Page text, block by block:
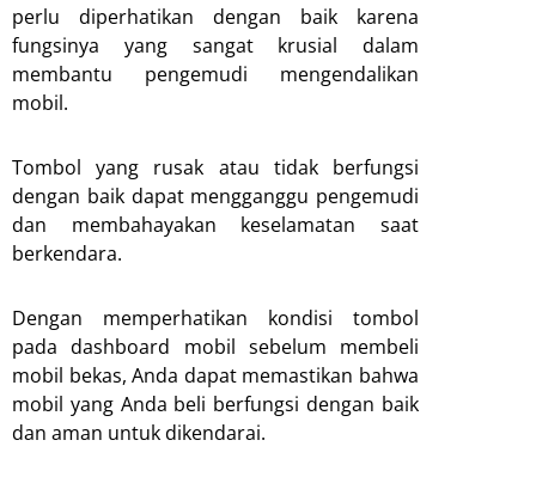
perlu diperhatikan dengan baik karena
fungsinya yang sangat krusial dalam
membantu pengemudi mengendalikan
mobil.
Tombol yang rusak atau tidak berfungsi
dengan baik dapat mengganggu pengemudi
dan membahayakan keselamatan saat
berkendara.
Dengan memperhatikan kondisi tombol
pada dashboard mobil sebelum membeli
mobil bekas, Anda dapat memastikan bahwa
mobil yang Anda beli berfungsi dengan baik
dan aman untuk dikendarai.